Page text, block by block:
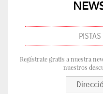
Regístrate gratis a nuestra
nuestros